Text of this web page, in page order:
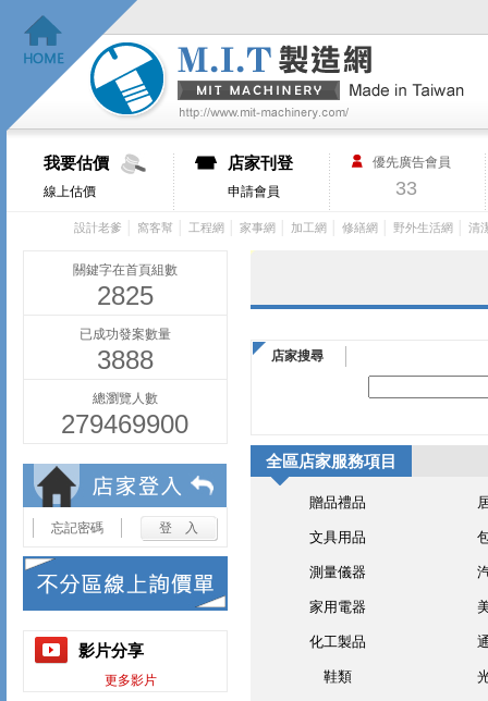
我要估價
線上估價
店家刊登
申請會員
優先廣告會員
33
設計老爹 窩客幫 工程網 家事網 加工網 修繕網 野外生活網 清
關鍵字在首頁組數
2825
已成功發案數量
3888
總瀏覽人數
279469900
忘記密碼
影片分享
更多影片
店家搜尋
全區店家服務項目
贈品禮品
文具用品
測量儀器
家用電器
化工製品
鞋類